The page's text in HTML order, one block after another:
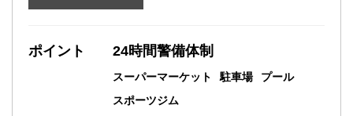
ポイント 24時間警備体制
スーパーマーケット 駐車場
プール
スポーツジム